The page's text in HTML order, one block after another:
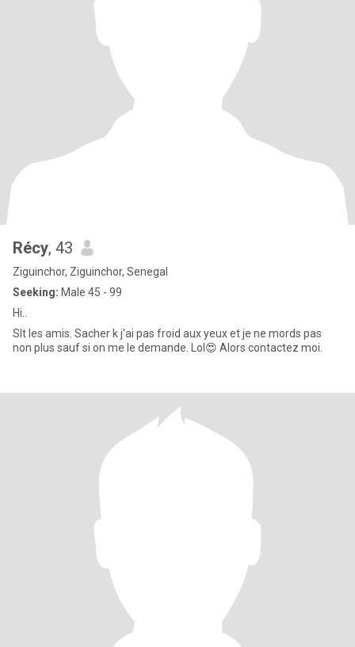
Récy, 43
Ziguinchor, Ziguinchor, Senegal
Seeking: Male 45 - 99
Hi..
Slt les amis. Sacher k j'ai pas froid aux yeux et je ne mords pas
non plus sauf si on me le demande. Lol😍 Alors contactez moi.